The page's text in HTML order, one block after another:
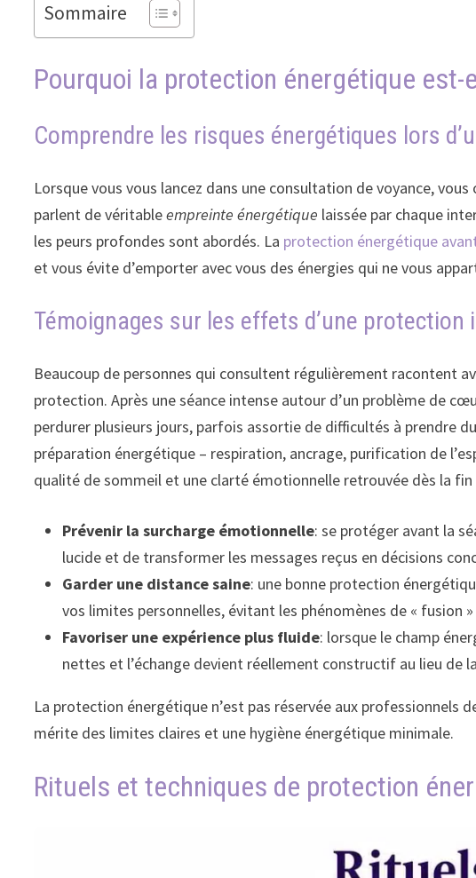
Sommaire
Pourquoi la protection énergétique
Comprendre les risques énergétiques lors
Lorsque vous vous lancez dans une consultation de voyance,
parlent de véritableempreinte énergétique laissée par chaque
les peurs profondes sont abordés. La protection énergétique
et vous évite d’emporter avec vous des énergies qui ne vous
Témoignages sur les effets d’une protection
Beaucoup de personnes qui consultent régulièrement racontent
protection. Après une séance intense autour d’un problème de
perdurer plusieurs jours, parfois assortie de difficultés à prendre
préparation énergétique – respiration, ancrage, purification de
qualité de sommeil et une clarté émotionnelle retrouvée dès la
Prévenir la surcharge émotionnelle: se protéger avant la
lucide et de transformer les messages reçus en décisions
Garder une distance saine: une bonne protection
vos limites personnelles, évitant les phénomènes de « fusion
Favoriser une expérience plus fluide: lorsque le champ
nettes et l’échange devient réellement constructif au lieu de
La protection énergétique n’est pas réservée aux professionnels
mérite des limites claires et une hygiène énergétique minimale.
Rituels et techniques de protection